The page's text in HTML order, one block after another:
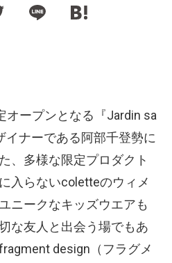
オープンとなる『Jardin sa
イナーである阿部千登勢に
、多様な限定プロダクト
入らないcoletteのウィメ
ニークなキッズウエアも
な友人と出会う場でもあ
design（フラグメ